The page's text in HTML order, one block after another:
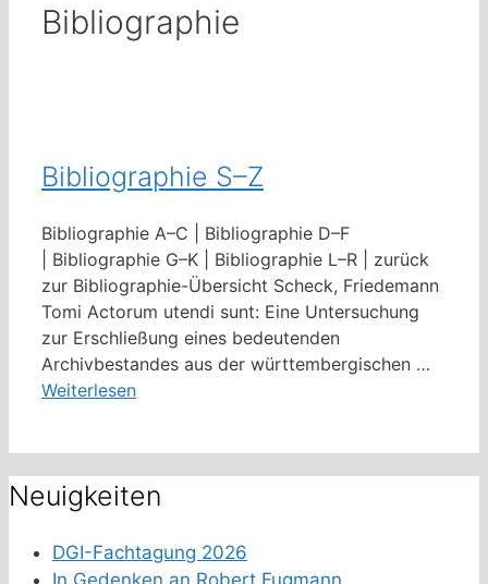
Bibliographie
Bibliographie S–Z
Bibliographie A–C | Bibliographie D–F
| Bibliographie G–K | Bibliographie L–R | zurück
zur Bibliographie-Übersicht Scheck, Friedemann
Tomi Actorum utendi sunt: Eine Untersuchung
zur Erschließung eines bedeutenden
Archivbestandes aus der württembergischen …
Weiterlesen
Neuigkeiten
DGI-Fachtagung 2026
In Gedenken an Robert Fugmann